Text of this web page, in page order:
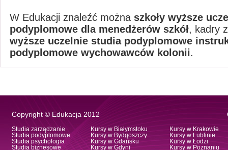
W Edukacji znaleźć można szkoły wyższe
podyplomowe dla menedżerów szkół, kadry
wyższe uczelnie studia podyplomowe
podyplomowe wychowawców kolonii.
Copyright © Edukacja 2012
Studia zarządzanie
Studia podyplomowe
Studia psychologia
Studia biznesowe
Kursy w Białymstoku
Kursy w Bydgoszczy
Kursy w Gdańsku
Kursy w Gdyni
Kursy w Krakowie
Kursy w Lublinie
Kursy w Łodzi
Kursy w Poznaniu